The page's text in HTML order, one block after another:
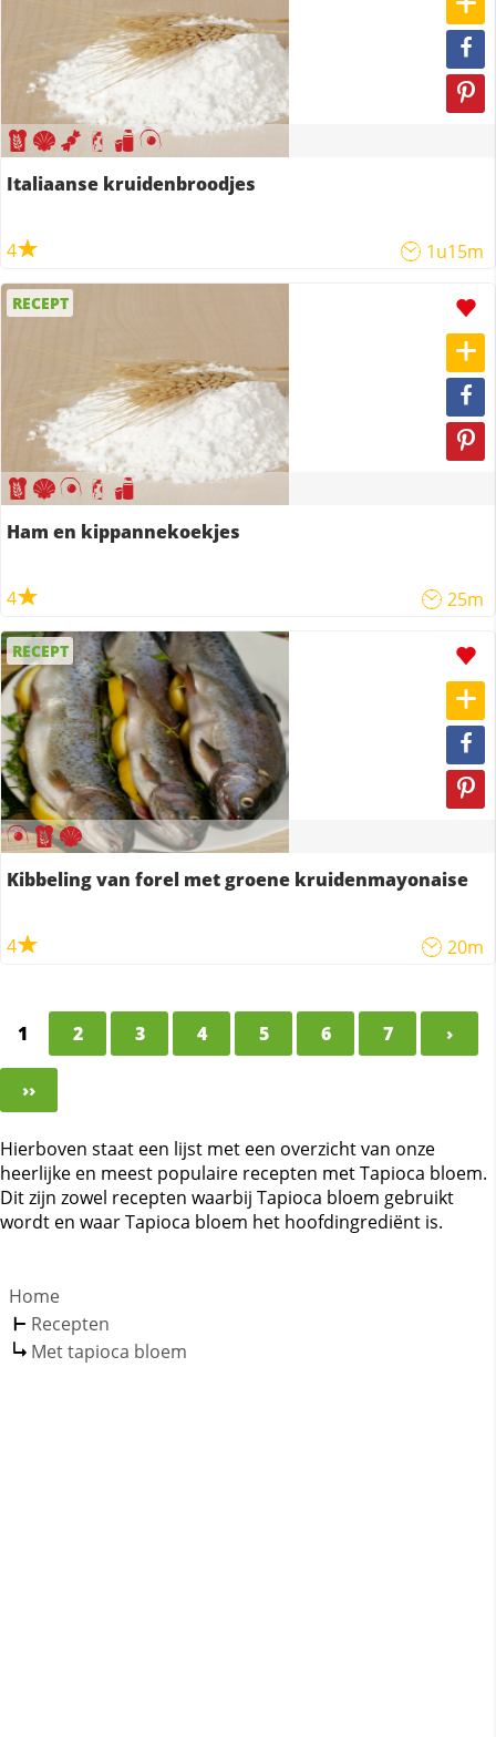
Italiaanse kruidenbroodjes
4 1u15m
RECEPT
Ham en kippannekoekjes
4 25m
RECEPT
Kibbeling van forel met groene kruidenmayonaise
4 20m
1 2 3 4 5 6 7 ›
››
Hierboven staat een lijst met een overzicht van onze
heerlijke en meest populaire recepten met Tapioca bloem.
Dit zijn zowel recepten waarbij Tapioca bloem gebruikt
wordt en waar Tapioca bloem het hoofdingrediënt is.
Home
Recepten
Met tapioca bloem